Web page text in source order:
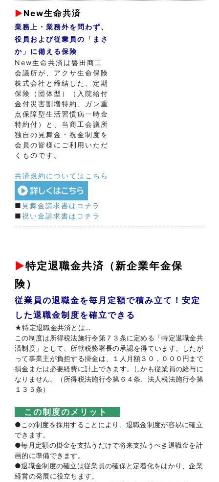
▶ New生命共済
業務上・業務外を問わず、
役員および従業員の「まさ
か」に備える保険
New生命共済は磐田商工
会議所が、アクサ生命保険
株式会社と締結した、定期
保険（団体型）（入院給付
金付災害割増特約、ガン重
点保障型生活習慣病一時金
特約付）と、当商工会議所
独自の見舞金・祝金制度を
会員の皆様にご利用いただ
くものです。
共済規約についてはこちら
■ 見舞金請求書はコチラ
■祝い金請求書はコチラ
▶特定退職金共済（新企業年金保
険）
従業員の退職金を毎月定額で積み立て！安定
した退職金制度を確立できる
★特定退職金共済とは…
この制度は所得税法施行令第７３条に定める「特定退職金共
済制度」として、所轄税務署長の承認を得ています。したが
って事業主が負担する掛金は、１人月額３０，０００円まで
損金または必要経費に計上できます。しかも従業員の給与に
なりません。（所得税法施行令第６４条、法人税法施行令第
１３５条）
この制度のメリット
●この制度を採用することにより、退職金制度が容易に確立
できます。
●毎月定額の掛金を支払うだけで将来支払うべき退職金を計
画的に準備できます。
●退職金制度の確立は従業員の確保と定着化をはかり、企業
経営の発展に役立ちます。